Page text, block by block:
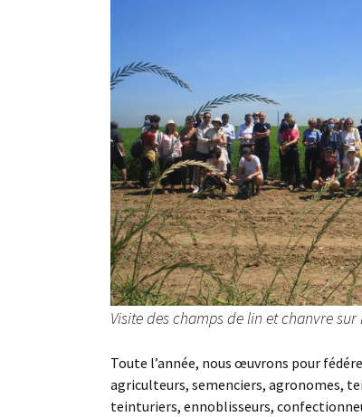
Visite des champs de lin et chanvre
Toute l’année, nous œuvrons pour
agriculteurs, semenciers, agronomes,
teinturiers, ennoblisseurs,